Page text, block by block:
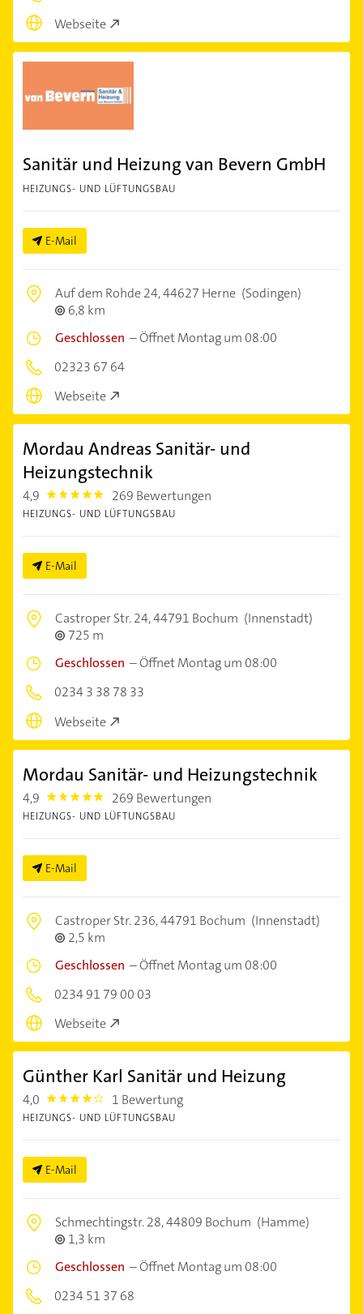
Webseite
Sanitär und Heizung van Bevern GmbH
HEIZUNGS- UND LÜFTUNGSBAU
E-Mail
Auf dem Rohde 24,44627 Herne (Sodingen)
6,8 km
Geschlossen –Öffnet Montag um 08:00
02323 67 64
Webseite
Mordau Andreas Sanitär- und
Heizungstechnik
4,9 4.9 269 Bewertungen
HEIZUNGS- UND LÜFTUNGSBAU
E-Mail
Castroper Str. 24,44791 Bochum (Innenstadt)
725 m
Geschlossen –Öffnet Montag um 08:00
0234 3 38 78 33
Webseite
Mordau Sanitär- und Heizungstechnik
4,9 4.9 269 Bewertungen
HEIZUNGS- UND LÜFTUNGSBAU
E-Mail
Castroper Str. 236,44791 Bochum (Innenstadt)
2,5 km
Geschlossen –Öffnet Montag um 08:00
0234 91 79 00 03
Webseite
Günther Karl Sanitär und Heizung
4,0 4.0 1 Bewertung
HEIZUNGS- UND LÜFTUNGSBAU
E-Mail
Schmechtingstr. 28,44809 Bochum (Hamme)
1,3 km
Geschlossen –Öffnet Montag um 08:00
0234 51 37 68